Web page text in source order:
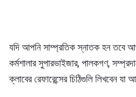
যদি আপনি সাম্প্রতিক স্নাতক হন তবে
কর্মশালার সুপারভাইজার, পালকগণ,
ক্লাবের রেফারেন্সের চিঠিগুলি লিখবেন